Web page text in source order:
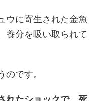
ウに寄生された金魚
養分を吸い取られて
のです。